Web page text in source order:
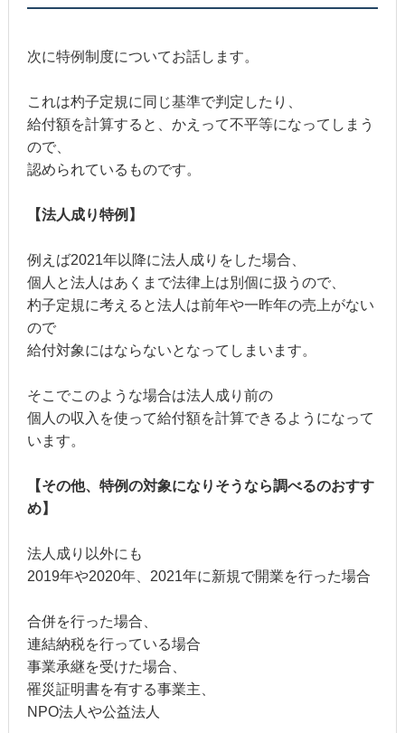
次に特例制度についてお話します。
これは杓子定規に同じ基準で判定したり、
給付額を計算すると、かえって不平等になってしまう
ので、
認められているものです。
【法人成り特例】
例えば2021年以降に法人成りをした場合、
個人と法人はあくまで法律上は別個に扱うので、
杓子定規に考えると法人は前年や一昨年の売上がない
ので
給付対象にはならないとなってしまいます。
そこでこのような場合は法人成り前の
個人の収入を使って給付額を計算できるようになって
います。
【その他、特例の対象になりそうなら調べるのおすす
め】
法人成り以外にも
2019年や2020年、2021年に新規で開業を行った場合
合併を行った場合、
連結納税を行っている場合
事業承継を受けた場合、
罹災証明書を有する事業主、
NPO法人や公益法人